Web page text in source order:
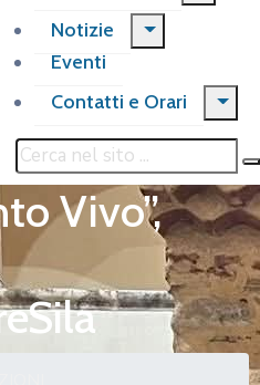
Notizie
Eventi
Contatti e Orari
Vivo”,